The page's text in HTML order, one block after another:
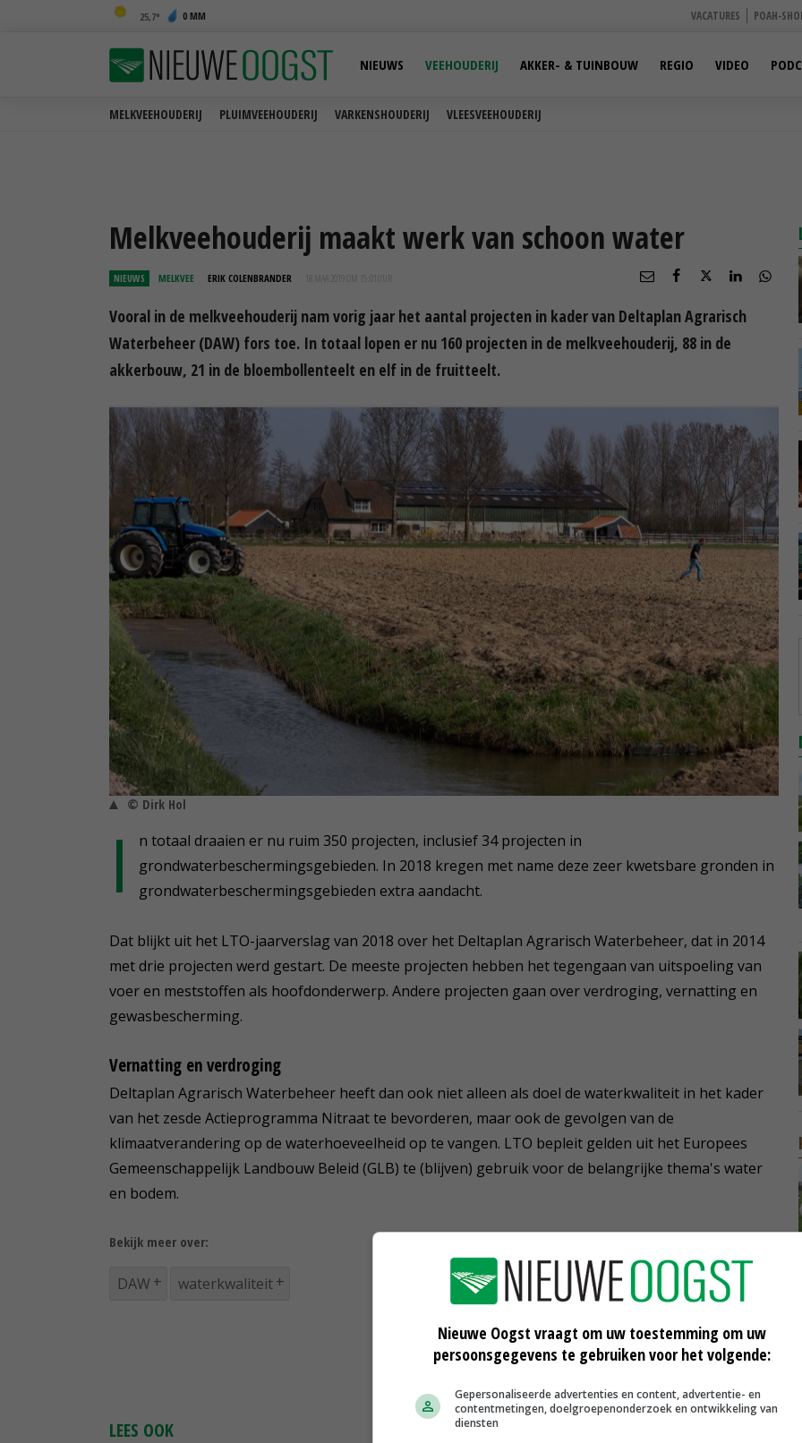
25,7 0 MM VACATURES POAH-
MELKVEEHOUDERIJ PLUIMVEEHOUDERIJ VARKENSHOUDERIJ VLEESVEEHOUDERIJ
NIEUWS VEEHOUDERIJ AKKER- & TUINBOUW REGIO VIDEO
Melkveehouderij maakt werk van schoon water
NIEUWS MELKVEE ERIK COLENBRANDER 18 MAA 2019 OM 15:01
Vooral in de melkveehouderij nam vorig jaar het aantal projecten in kader van Deltaplan Agrarisch
Waterbeheer (DAW) fors toe. In totaal lopen er nu 160 projecten in de melkveehouderij, 88 in de
akkerbouw, 21 in de bloembollenteelt en elf in de fruitteelt.
© Dirk Hol
I
n totaal draaien er nu ruim 350 projecten, inclusief 34 projecten in
grondwaterbeschermingsgebieden. In 2018 kregen met name deze zeer kwetsbare gronden in
grondwaterbeschermingsgebieden extra aandacht.
Dat blijkt uit het LTO-jaarverslag van 2018 over het Deltaplan Agrarisch Waterbeheer, dat in 2014
met drie projecten werd gestart. De meeste projecten hebben het tegengaan van uitspoeling van
voer en meststoffen als hoofdonderwerp. Andere projecten gaan over verdroging, vernatting en
gewasbescherming.
Vernatting en verdroging
Deltaplan Agrarisch Waterbeheer heeft dan ook niet alleen als doel de waterkwaliteit in het kader
van het zesde Actieprogramma Nitraat te bevorderen, maar ook de gevolgen van de
klimaatverandering op de waterhoeveelheid op te vangen. LTO bepleit gelden uit het Europees
Gemeenschappelijk Landbouw Beleid (GLB) te (blijven) gebruik voor de belangrijke thema's water
en bodem.
Bekijk meer over:
DAW waterkwaliteit
LEES OOK
Nieuwe Oogst vraagt om uw toestemming om uw
persoonsgegevens te gebruiken voor het volgende:
Gepersonaliseerde advertenties en content, advertentie- en
contentmetingen, doelgroepenonderzoek en ontwikkeling van
diensten